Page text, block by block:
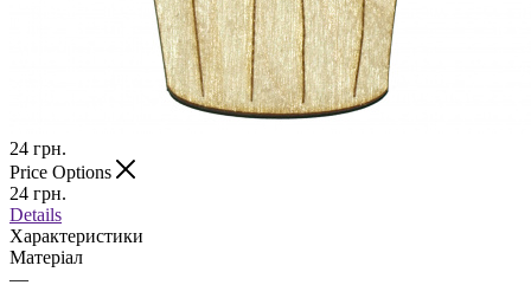
24 грн.
Price Options
24 грн.
Details
Характеристики
Матеріал
—